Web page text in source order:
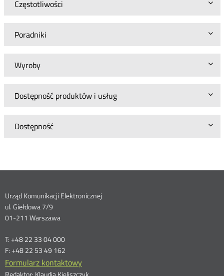
Częstotliwości
Poradniki
Wyroby
Dostępność produktów i usług
Dostępność
Dane
kontaktowe
Urząd Komunikacji Elektronicznej
ul. Giełdowa 7/9
01-211 Warszawa
T: +48 22 33 04 000
F: +48 22 53 49 162
Formularz kontaktowy